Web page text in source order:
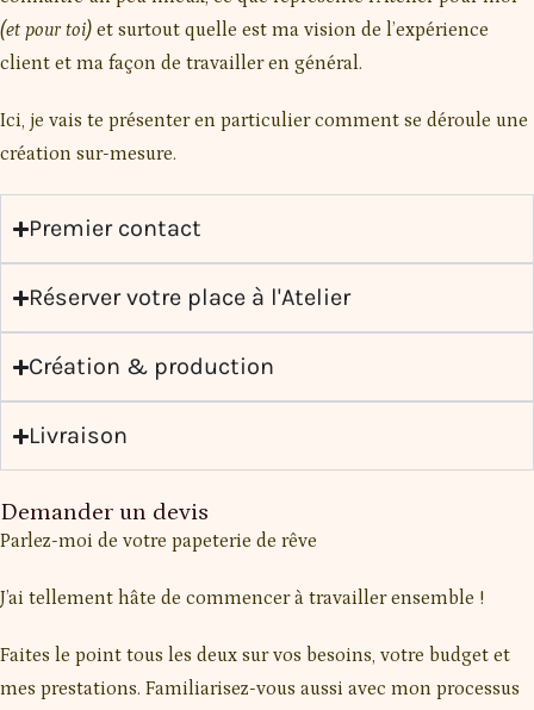
(et pour toi) et surtout quelle est ma vision de l’expérience
client et ma façon de travailler en général.
Ici, je vais te présenter en particulier comment se déroule une
création sur-mesure.
Premier contact
Réserver votre place à l'Atelier
Création & production
Livraison
Demander un devis
Parlez-moi de votre papeterie de rêve
J’ai tellement hâte de commencer à travailler ensemble !
Faites le point tous les deux sur vos besoins, votre budget et
mes prestations. Familiarisez-vous aussi avec mon processus